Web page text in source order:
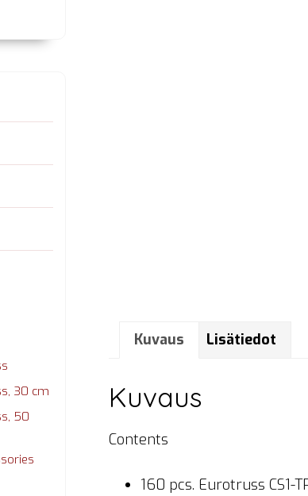
Kuvaus Lisätiedot
Kuvaus
Contents
160 pcs. Eurotruss CS1-
30 cm
50